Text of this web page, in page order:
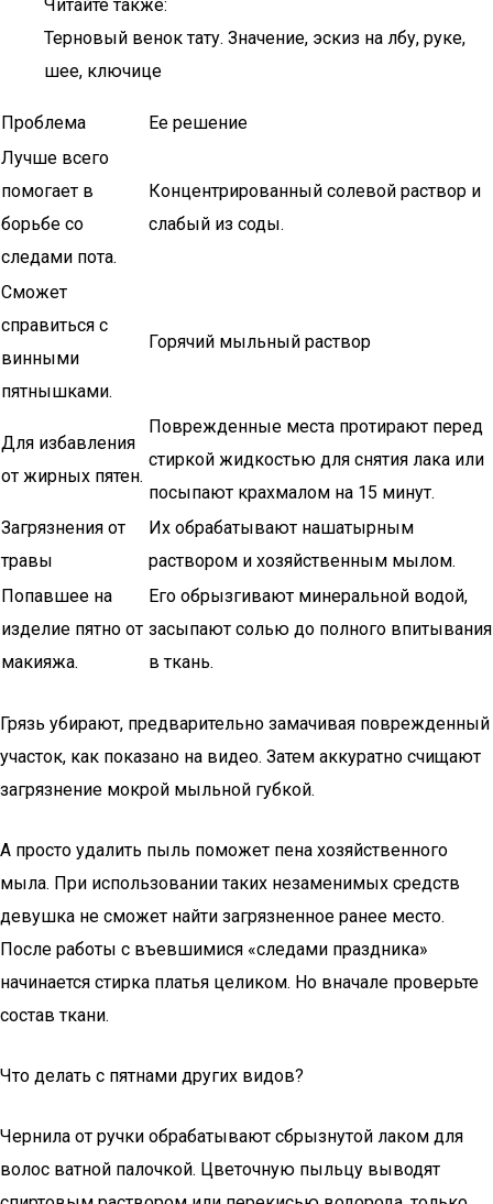
Читайте также:
Терновый венок тату. Значение, эскиз на лбу, руке,
шее, ключице
Проблема
Ее решение
Лучше всего
помогает в
борьбе со
следами пота.
Концентрированный солевой раствор и
слабый из соды.
Сможет
справиться с
винными
пятнышками.
Горячий мыльный раствор
Для избавления
от жирных пятен.
Поврежденные места протирают перед
стиркой жидкостью для снятия лака или
посыпают крахмалом на 15 минут.
Загрязнения от
травы
Их обрабатывают нашатырным
раствором и хозяйственным мылом.
Попавшее на
изделие пятно от
макияжа.
Его обрызгивают минеральной водой,
засыпают солью до полного впитывания
в ткань.
Грязь убирают, предварительно замачивая поврежденный
участок, как показано на видео. Затем аккуратно счищают
загрязнение мокрой мыльной губкой.
А просто удалить пыль поможет пена хозяйственного
мыла. При использовании таких незаменимых средств
девушка не сможет найти загрязненное ранее место.
После работы с въевшимися «следами праздника»
начинается стирка платья целиком. Но вначале проверьте
состав ткани.
Что делать с пятнами других видов?
Чернила от ручки обрабатывают сбрызнутой лаком для
волос ватной палочкой. Цветочную пыльцу выводят